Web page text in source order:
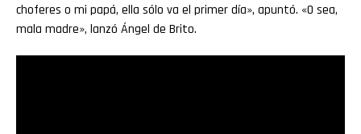
choferes o mi papá, ella sólo va el primer día», apuntó. «O sea,
mala madre», lanzó Ángel de Brito.